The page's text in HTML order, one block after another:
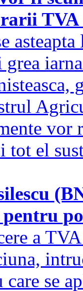
grea
vor
tot el
a
care se